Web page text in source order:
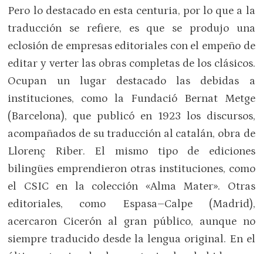
Pero lo destacado en esta centuria, por lo que a la
traducción se refiere, es que se produjo una
eclosión de empresas editoriales con el empeño de
editar y verter las obras completas de los clásicos.
Ocupan un lugar destacado las debidas a
instituciones, como la Fundació Bernat Metge
(Barcelona), que publicó en 1923 los discursos,
acompañados de su traducción al catalán, obra de
Llorenç Riber. El mismo tipo de ediciones
bilingües emprendieron otras instituciones, como
el CSIC en la colección «Alma Mater». Otras
editoriales, como Espasa–Calpe (Madrid),
acercaron Cicerón al gran público, aunque no
siempre traducido desde la lengua original. En el